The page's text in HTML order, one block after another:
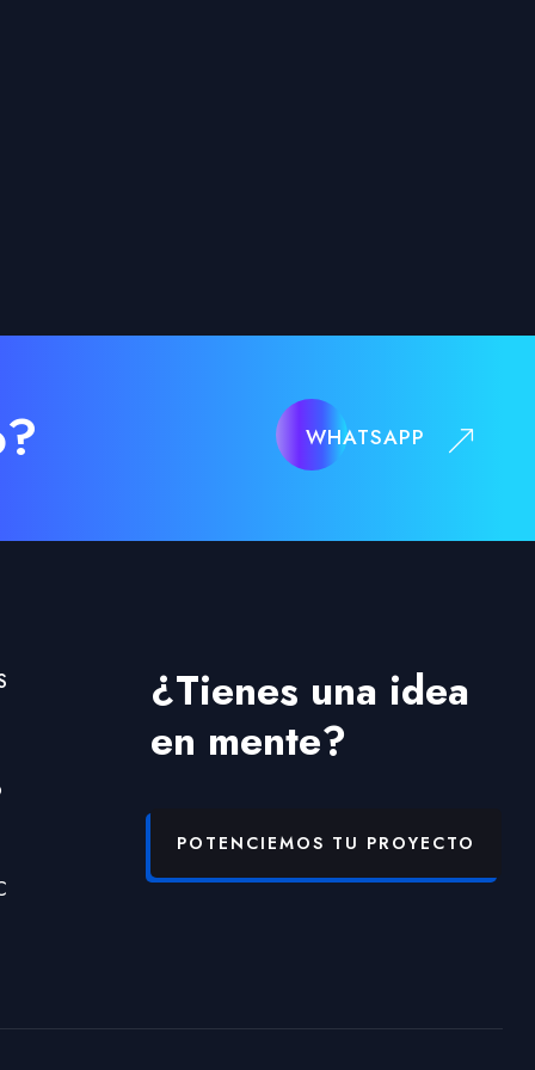
WHATSAPP
¿Tienes una idea
en mente?
POTENCIEMOS TU PROYECTO